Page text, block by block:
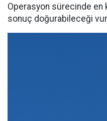
Operasyon sürecinde en
sonuç doğurabileceği